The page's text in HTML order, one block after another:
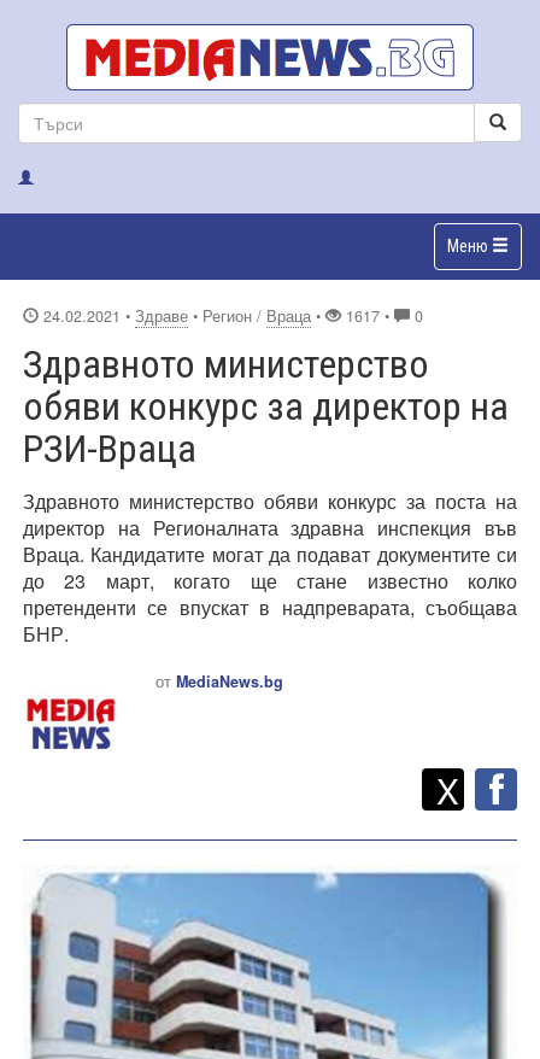
Меню
24.02.2021 • Здраве • Регион / Враца • 1617 • 0
Здравното министерство
обяви конкурс за директор на
РЗИ-Враца
Здравното министерство обяви конкурс за поста на
директор на Регионалната здравна инспекция във
Враца. Кандидатите могат да подават документите си
до 23 март, когато ще стане известно колко
претенденти се впускат в надпреварата, съобщава
БНР.
от MediaNews.bg
Споделете
X